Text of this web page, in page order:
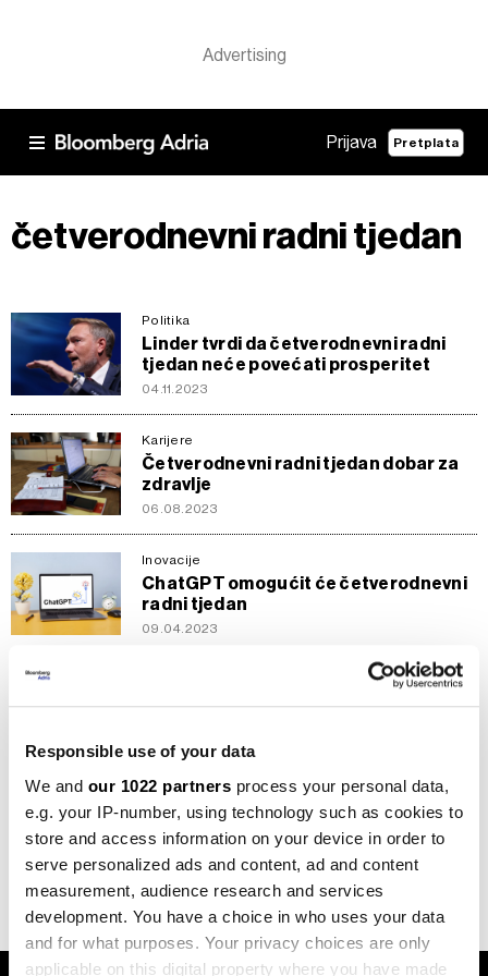
Responsible use of your data
We and our 1022 partners process your personal data,
e.g. your IP-number, using technology such as cookies to
store and access information on your device in order to
serve personalized ads and content, ad and content
measurement, audience research and services
development. You have a choice in who uses your data
and for what purposes. Your privacy choices are only
applicable on this digital property where you have made
Prijava Pretplata
četverodnevni radni tjedan
Politika
Linder tvrdi da četverodnevni radni
tjedan neće povećati prosperitet
04.11.2023
Karijere
Četverodnevni radni tjedan dobar za
zdravlje
06.08.2023
Inovacije
ChatGPT omogućit će četverodnevni
radni tjedan
09.04.2023
Četverodnevni radni tjedan može
21.01.2023
Inspiracija
Četverodnevni radni tjedan uspješan
za većinu tvrtki, ali ne za sve
20.09.2022